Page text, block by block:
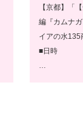
【京都】「
編『カムナ
イアの水135
■日時
…